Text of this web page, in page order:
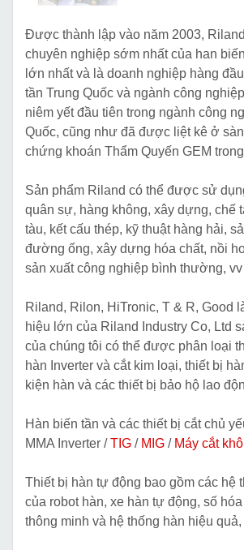
Được thành lập vào năm 2003,
chuyên nghiệp sớm nhất của han
lớn nhất và là doanh nghiệp hàng
tần Trung Quốc và ngành công
niêm yết đầu tiên trong ngành công
Quốc, cũng như đã được liệt kê ở
chứng khoán Thẩm Quyến GEM
Sản phẩm Riland có thể được sử
quân sự, hàng không, xây dựng, chế
tàu, kết cấu thép, kỹ thuật hàng hải,
đường ống, xây dựng hóa chất, nồi
sản xuất công nghiệp bình thường, vv
Riland, Rilon, HiTronic, T & R, Good
hiệu lớn của Riland Industry Co, Ltd
của chúng tôi có thể được phân loại
hàn Inverter và cắt kim loại, thiết bị
kiện hàn và các thiết bị bảo hộ lao
Hàn biến tần và các thiết bị cắt chủ
MMA Inverter /TIG / MIG / Máy cắt
Thiết bị hàn tự động bao gồm các hệ
của robot hàn, xe hàn tự động, số
thông minh và hệ thống hàn hiệu quả,